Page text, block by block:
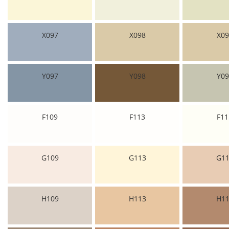
X097 X098
Y097 Y098
F109 F113
G109 G113
H109 H113